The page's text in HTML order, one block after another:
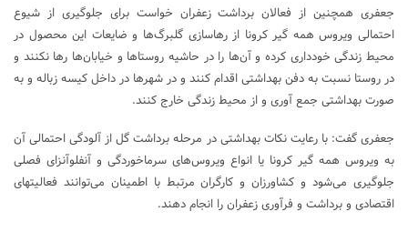
جعفری همچنین از فعالان برداشت زعفران خواست برای جلوگیری از شیوع
احتمالی ویروس همه گیر کرونا از رهاسازی گلبرگ‌ها و ضایعات این محصول در
محیط زندگی خودداری کرده و آن‌ها را در حاشیه روستاها و خیابان‌ها رها نکنند و
در روستا نسبت به دفن بهداشتی اقدام کنند و در شهرها در داخل کیسه زباله و به
صورت بهداشتی جمع آوری و از محیط زندگی خارج کنند.
جعفری گفت: با رعایت نکات بهداشتی در مرحله برداشت گل از آلودگی احتمالی آن
به ویروس همه گیر کرونا یا انواع ویروس‌های سرماخوردگی و آنفلوآنزای فصلی
جلوگیری می‌شود و کشاورزان و کارگران مرتبط با اطمینان می‌توانند فعالیتهای
اقتصادی و برداشت و فرآوری زعفران را انجام دهند.